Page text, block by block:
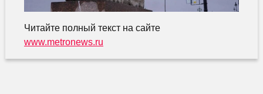
Читайте полный текст на сайте
www.metronews.ru